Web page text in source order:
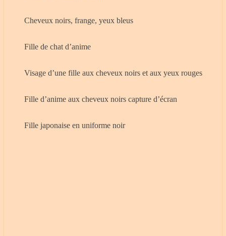
Cheveux noirs, frange, yeux bleus
Fille de chat d’anime
Visage d’une fille aux cheveux noirs et aux yeux rouges
Fille d’anime aux cheveux noirs capture d’écran
Fille japonaise en uniforme noir